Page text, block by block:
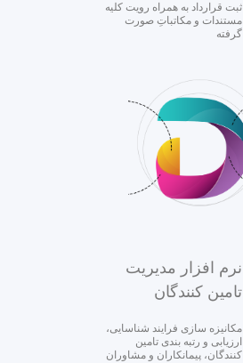
ثبت قرارداد به همراه رویت کلیه
مستندات و مکاتباتِ صورت
گرفته
نرم افزار مدیریت
تامین کنندگان
مکانیزه سازی فرایند شناسایی،
ارزیابی و رتبه بندی تامین
کنندگان، پیمانکاران و مشاوران